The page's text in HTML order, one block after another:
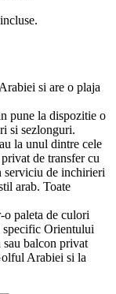
si are o plaja
pune la dispozitie o
si sezlonguri.
la unul dintre cele
de transfer cu
serviciu de inchirieri
arab. Toate
o paleta de culori
specific Orientului
sau balcon privat
Arabiei si la